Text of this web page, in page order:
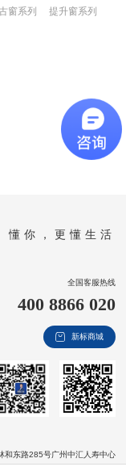
窗系列 提升窗系列
懂你，更懂生活
全国客服热线
400 8866 020
新标商城
和东路285号广州中汇人寿中心